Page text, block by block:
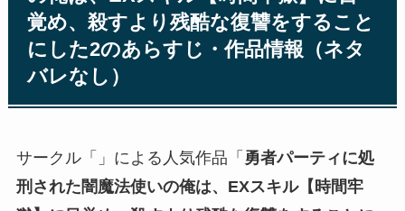
覚め、殺すより残酷な復讐をすること
にした2のあらすじ・作品情報（ネタ
バレなし）
サークル「 」による人気作品「 勇者パーティに処
刑された闇魔法使いの俺は、EXスキル【時間牢